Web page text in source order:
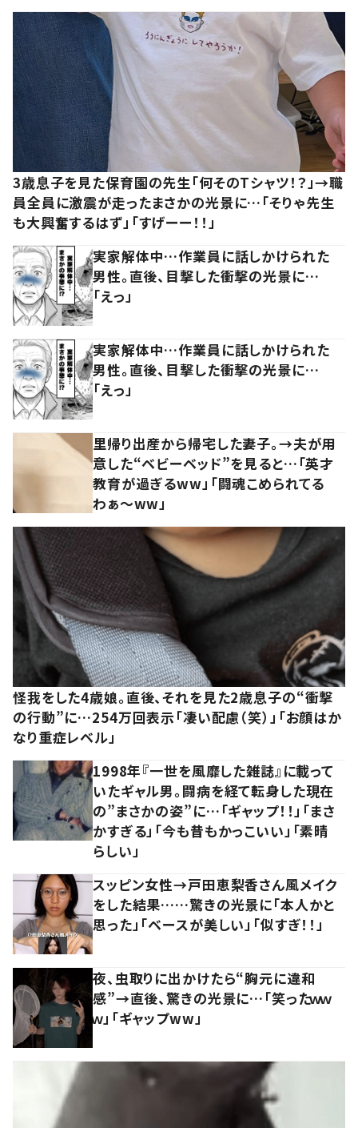
3歳息子を見た保育園の先生「何そのTシャツ！？」→職
員全員に激震が走ったまさかの光景に…「そりゃ先生
も大興奮するはず」「すげーー！！」
実家解体中…作業員に話しかけられた
男性。直後、目撃した衝撃の光景に…
「えっ」
実家解体中…作業員に話しかけられた
男性。直後、目撃した衝撃の光景に…
「えっ」
里帰り出産から帰宅した妻子。→夫が用
意した“ベビーベッド”を見ると…「英才
教育が過ぎるww」「闘魂こめられてる
わぁ～ww」
怪我をした4歳娘。直後、それを見た2歳息子の“衝撃
の行動”に…254万回表示「凄い配慮（笑）」「お顔はか
なり重症レベル」
1998年『一世を風靡した雑誌』に載って
いたギャル男。闘病を経て転身した現在
の”まさかの姿”に…「ギャップ！！」「まさ
かすぎる」「今も昔もかっこいい」「素晴
らしい」
スッピン女性→戸田恵梨香さん風メイク
をした結果……驚きの光景に「本人かと
思った」「ベースが美しい」「似すぎ！！」
夜、虫取りに出かけたら“胸元に違和
感”→直後、驚きの光景に…「笑ったｗｗ
ｗ」「ギャップww」